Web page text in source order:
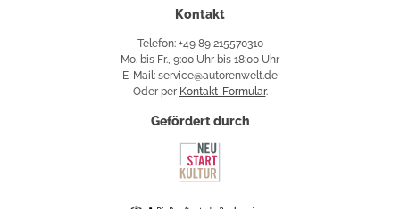
Kontakt
Telefon: +49 89 215570310
Mo. bis Fr., 9:00 Uhr bis 18:00 Uhr
E-Mail: service@autorenwelt.de
Oder per Kontakt-Formular.
Gefördert durch